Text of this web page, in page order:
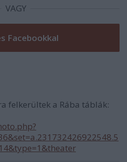
VAGY
felkerültek a Rába táblák: